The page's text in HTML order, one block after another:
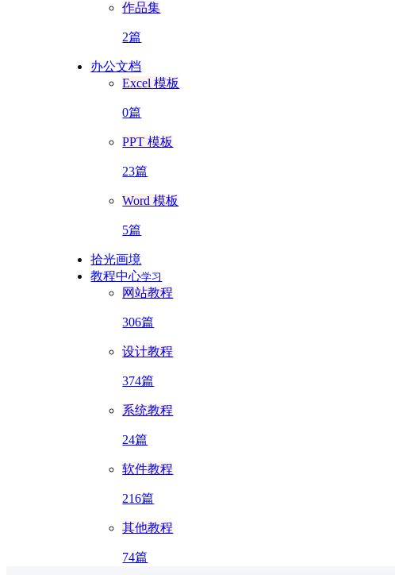
作品集
2篇
办公文档
Excel 模板
0篇
PPT 模板
23篇
Word 模板
5篇
拾光画境
教程中心学习
网站教程
306篇
设计教程
374篇
系统教程
24篇
软件教程
216篇
其他教程
74篇